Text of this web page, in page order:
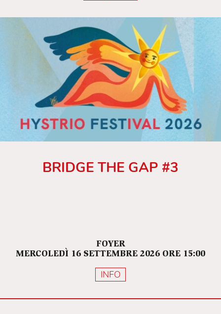
BRIDGE THE GAP #3
FOYER
MERCOLEDÌ 16 SETTEMBRE 2026 ORE 15:00
INFO